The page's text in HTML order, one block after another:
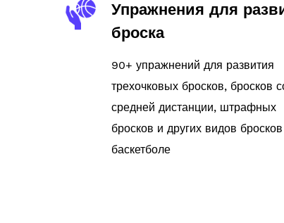
Упражнения для
броска
90+ упражнений для развития
трехочковых бросков, бросков
средней дистанции, штрафных
бросков и других видов
баскетболе